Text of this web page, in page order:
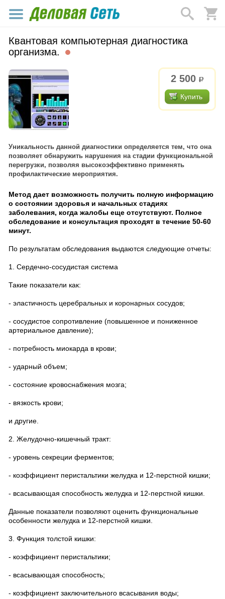
Квантовая компьютерная диагностика
организма.
2 500 р.
Купить
Уникальность данной диагностики определяется тем, что она
позволяет обнаружить нарушения на стадии функциональной
перегрузки, позволяя высокоэффективно применять
профилактические мероприятия.
Метод дает возможность получить полную информацию
о состоянии здоровья и начальных стадиях
заболевания, когда жалобы еще отсутствуют. Полное
обследование и консультация проходят в течение 50-60
минут.
По результатам обследования выдаются следующие отчеты:
1. Сердечно-сосудистая система
Такие показатели как:
- эластичность церебральных и коронарных сосудов;
- сосудистое сопротивление (повышенное и пониженное
артериальное давление);
- потребность миокарда в крови;
- ударный объем;
- состояние кровоснабжения мозга;
- вязкость крови;
и другие.
2. Желудочно-кишечный тракт:
- уровень секреции ферментов;
- коэффициент перистальтики желудка и 12-перстной кишки;
- всасывающая способность желудка и 12-перстной кишки.
Данные показатели позволяют оценить функциональные
особенности желудка и 12-перстной кишки.
3. Функция толстой кишки:
- коэффициент перистальтики;
- всасывающая способность;
- коэффициент заключительного всасывания воды;